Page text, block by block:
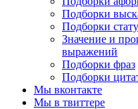
Подборки
Подборки
Значение и
выражений
Подборки фраз
Подборки
Мы вконтакте
Мы в твиттере